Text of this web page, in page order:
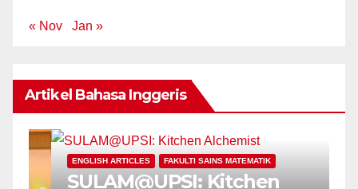
« Nov Jan »
Artikel Bahasa Inggeris
ENGLISH ARTICLES FAKULTI SAINS MATEMATIK
SULAM@UPSI: Kitchen